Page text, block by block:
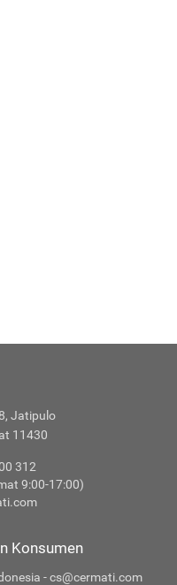
Jatipulo
11430
312
9:00-17:00)
Konsumen
- cs@cermati.com